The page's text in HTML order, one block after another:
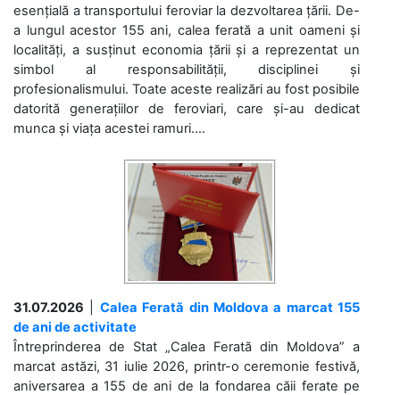
esențială a transportului feroviar la dezvoltarea țării. De-
a lungul acestor 155 ani, calea ferată a unit oameni și
localități, a susținut economia țării și a reprezentat un
simbol al responsabilității, disciplinei și
profesionalismului. Toate aceste realizări au fost posibile
datorită generațiilor de feroviari, care și-au dedicat
munca și viața acestei ramuri....
31.07.2026
Calea Ferată din Moldova a marcat 155
de ani de activitate
Întreprinderea de Stat „Calea Ferată din Moldova” a
marcat astăzi, 31 iulie 2026, printr-o ceremonie festivă,
aniversarea a 155 de ani de la fondarea căii ferate pe